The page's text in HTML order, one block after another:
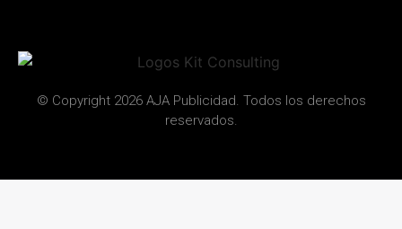
© Copyright 2026 AJA Publicidad. Todos los derechos
reservados.